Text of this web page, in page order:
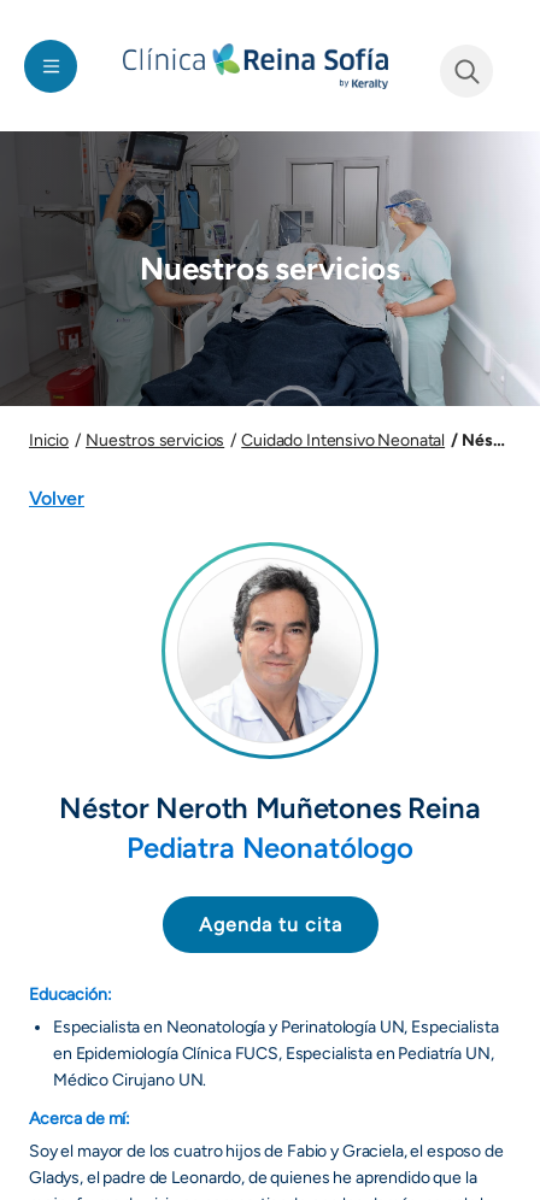
Nuestros servicios
Inicio Nuestros servicios Cuidado Intensivo Neonatal Néstor
Volver
Néstor Neroth Muñetones Reina
Pediatra Neonatólogo
Agenda tu cita
Educación:
Especialista en Neonatología y Perinatología UN, Especialista
en Epidemiología Clínica FUCS, Especialista en Pediatría UN,
Médico Cirujano UN.
Acerca de mí:
Soy el mayor de los cuatro hijos de Fabio y Graciela, el esposo de
Gladys, el padre de Leonardo, de quienes he aprendido que la